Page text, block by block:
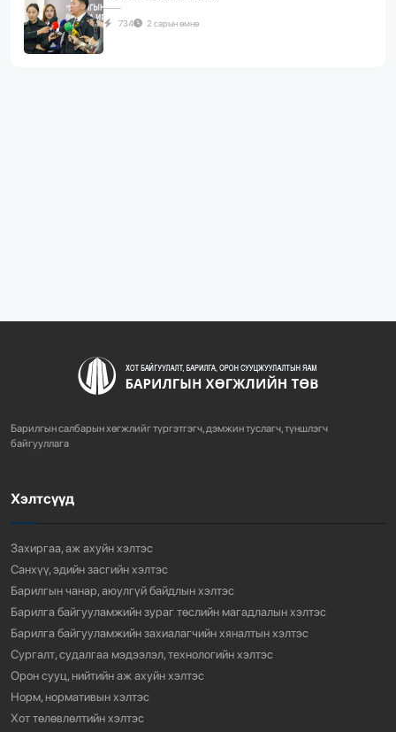
734 2 сарын өмнө
Барилгын салбарын хөгжлийг түргэтгэгч, дэмжин туслагч, түншлэгч
байгууллага
Хэлтсүүд
Захиргаа, аж ахуйн хэлтэс
Санхүү, эдийн засгийн хэлтэс
Барилгын чанар, аюулгүй байдлын хэлтэс
Барилга байгууламжийн зураг төслийн магадлалын хэлтэс
Барилга байгууламжийн захиалагчийн хяналтын хэлтэс
Сургалт, судалгаа мэдээлэл, технологийн хэлтэс
Орон сууц, нийтийн аж ахуйн хэлтэс
Норм, нормативын хэлтэс
Хот төлөвлөлтийн хэлтэс